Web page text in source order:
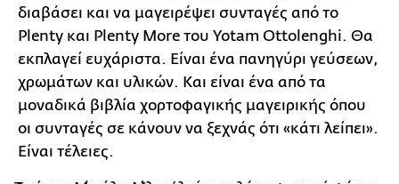
διαβάσει και να μαγειρέψει συνταγές από το
Plenty και Plenty More του Yotam Ottolenghi. Θα
εκπλαγεί ευχάριστα. Είναι ένα πανηγύρι γεύσεων,
χρωμάτων και υλικών. Και είναι ένα από τα
μοναδικά βιβλία χορτοφαγικής μαγειρικής όπου
οι συνταγές σε κάνουν να ξεχνάς ότι «κάτι λείπει».
Είναι τέλειες.